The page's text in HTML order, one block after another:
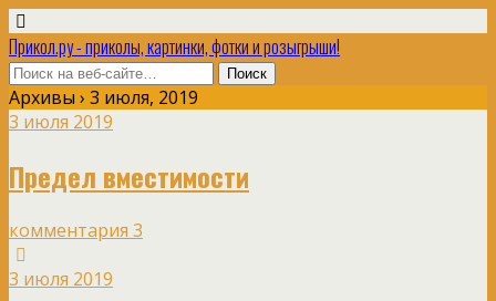
Прикол.ру - приколы, картинки, фотки и розыгрыши!
Архивы › 3 июля, 2019
3 июля 2019
Предел вместимости
комментария 3
3 июля 2019